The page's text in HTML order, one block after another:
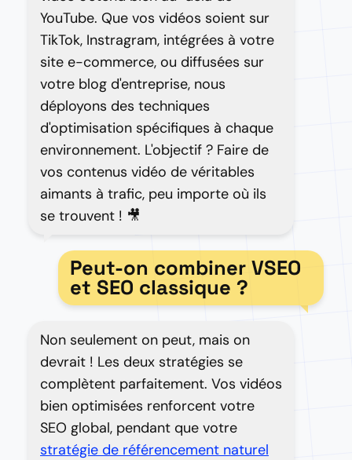
YouTube. Que vos vidéos soient sur
TikTok, Instragram, intégrées à votre
site e-commerce, ou diffusées sur
votre blog d'entreprise, nous
déployons des techniques
d'optimisation spécifiques à chaque
environnement. L'objectif ? Faire de
vos contenus vidéo de véritables
aimants à trafic, peu importe où ils
se trouvent ! 🎥
Peut-on combiner VSEO
et SEO classique ?
Non seulement on peut, mais on
devrait ! Les deux stratégies se
complètent parfaitement. Vos vidéos
bien optimisées renforcent votre
SEO global, pendant que votre
stratégie de référencement naturel